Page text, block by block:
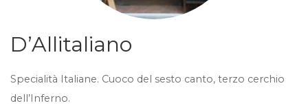
D’Allitaliano
Specialità Italiane. Cuoco del sesto canto, terzo cerchio
dell’Inferno.